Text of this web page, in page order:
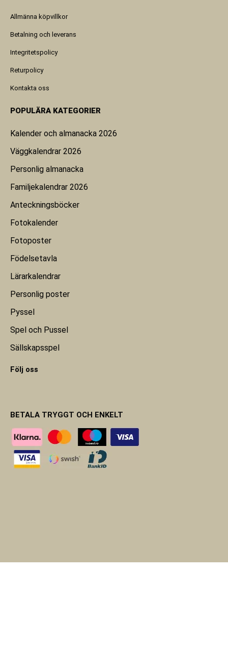
Allmänna köpvillkor
Betalning och leverans
Integritetspolicy
Returpolicy
Kontakta oss
POPULÄRA KATEGORIER
Kalender och almanacka 2026
Väggkalendrar 2026
Personlig almanacka
Familjekalendrar 2026
Anteckningsböcker
Fotokalender
Fotoposter
Födelsetavla
Lärarkalendrar
Personlig poster
Pyssel
Spel och Pussel
Sällskapsspel
Följ oss
BETALA TRYGGT OCH ENKELT